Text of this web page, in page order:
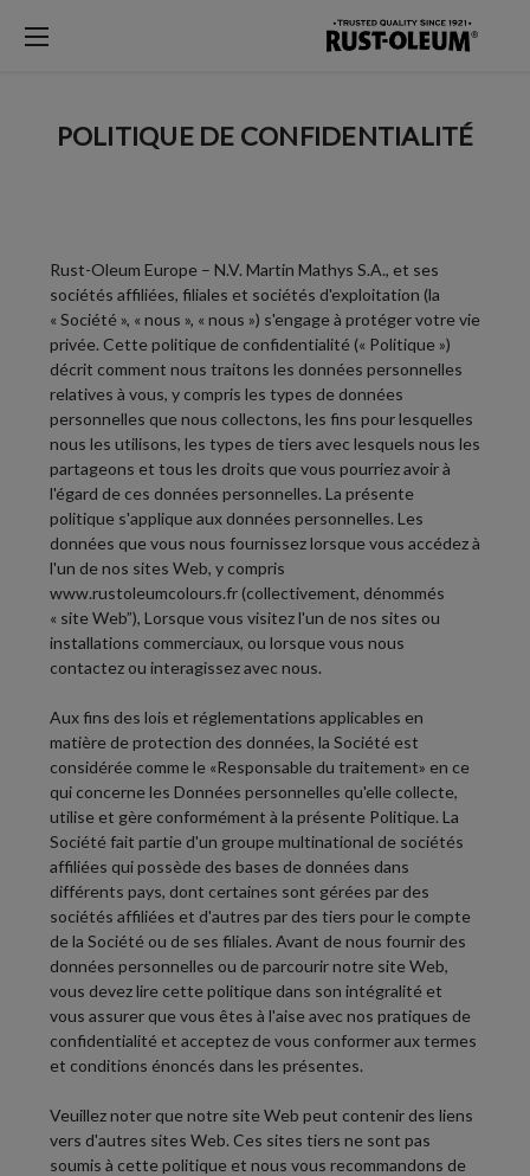
POLITIQUE DE CONFIDENTIALITÉ
Rust-Oleum Europe – N.V. Martin Mathys S.A., et ses
sociétés affiliées, filiales et sociétés d'exploitation (la
«Société », «nous », «nous ») s'engage à protéger votre vie
privée. Cette politique de confidentialité (« Politique »)
décrit comment nous traitons les données personnelles
relatives à vous, y compris les types de données
personnelles que nous collectons, les fins pour lesquelles
nous les utilisons, les types de tiers avec lesquels nous les
partageons et tous les droits que vous pourriez avoir à
l'égard de ces données personnelles. La présente
politique s'applique aux données personnelles. Les
données que vous nous fournissez lorsque vous accédez à
l'un de nos sites Web, y compris
www.rustoleumcolours.fr(collectivement, dénommés
« site Web”), Lorsque vous visitez l'un de nos sites ou
installations commerciaux, ou lorsque vous nous
contactez ou interagissez avec nous.
Aux fins des lois et réglementations applicables en
matière de protection des données, la Société est
considérée comme le «Responsable du traitement» en ce
qui concerne les Données personnelles qu'elle collecte,
utilise et gère conformément à la présente Politique. La
Société fait partie d'un groupe multinational de sociétés
affiliées qui possède des bases de données dans
différents pays, dont certaines sont gérées par des
sociétés affiliées et d'autres par des tiers pour le compte
de la Société ou de ses filiales. Avant de nous fournir des
données personnelles ou de parcourir notre site Web,
vous devez lire cette politique dans son intégralité et
vous assurer que vous êtes à l'aise avec nos pratiques de
confidentialité et acceptez de vous conformer aux termes
et conditions énoncés dans les présentes.
Veuillez noter que notre site Web peut contenir des liens
vers d'autres sites Web. Ces sites tiers ne sont pas
soumis à cette politique et nous vous recommandons de